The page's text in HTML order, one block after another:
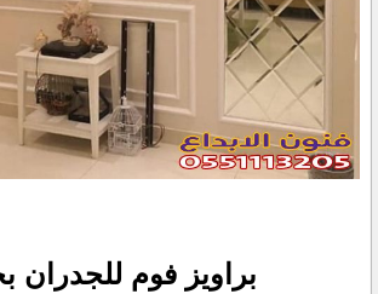
براويز فوم للجدران